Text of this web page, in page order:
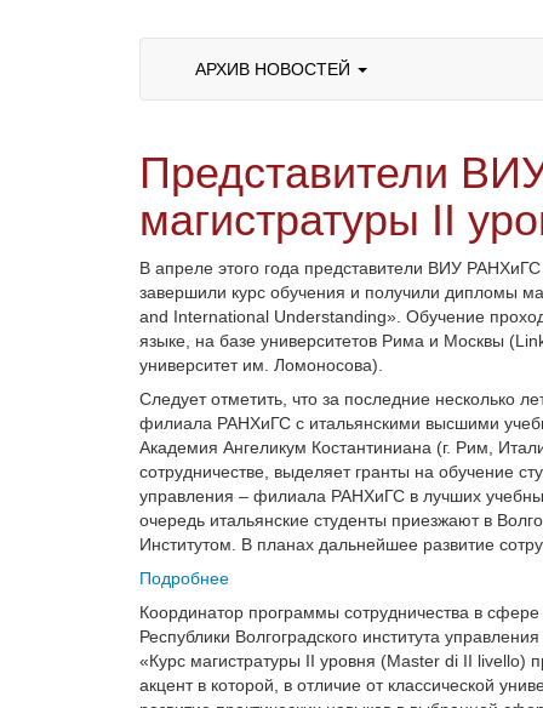
АРХИВ НОВОСТЕЙ
Представители
магистратуры II
В апреле этого года представители ВИУ
завершили курс обучения и получили дипломы
and International Understanding». Обучение
языке, на базе университетов Рима и Москвы
университет им. Ломоносова).
Следует отметить, что за последние несколько
филиала РАНХиГС с итальянскими высшими
Академия Ангеликум Костантиниана (г. Рим,
сотрудничестве, выделяет гранты на обучение
управления – филиала РАНХиГС в лучших
очередь итальянские студенты приезжают в
Институтом. В планах дальнейшее развитие
Подробнее
Координатор программы сотрудничества в
Республики Волгоградского института
«Курс магистратуры II уровня (Master di II livello)
акцент в которой, в отличие от классической